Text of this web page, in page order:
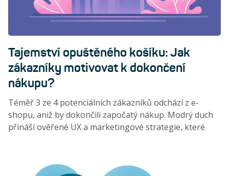
Tajemství opuštěného košíku: Jak
zákazníky motivovat k dokončení
nákupu?
Téměř 3 ze 4 potenciálních zákazníků odchází z e-
shopu, aniž by dokončili započatý nákup. Modrý duch
přináší ověřené UX a marketingové strategie, které